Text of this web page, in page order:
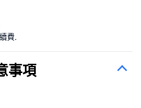
費.
事項